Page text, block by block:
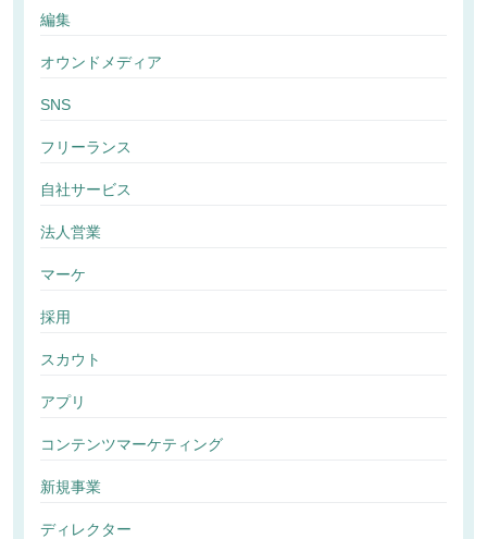
編集
オウンドメディア
SNS
フリーランス
自社サービス
法人営業
マーケ
採用
スカウト
アプリ
コンテンツマーケティング
新規事業
ディレクター